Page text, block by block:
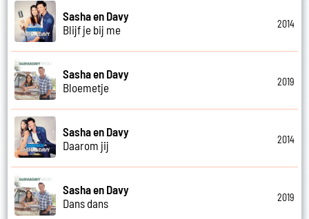
Sasha en Davy
Blijf je bij me
2014
Sasha en Davy
Bloemetje
2019
Sasha en Davy
Daarom jij
2014
Sasha en Davy
Dans dans
2019